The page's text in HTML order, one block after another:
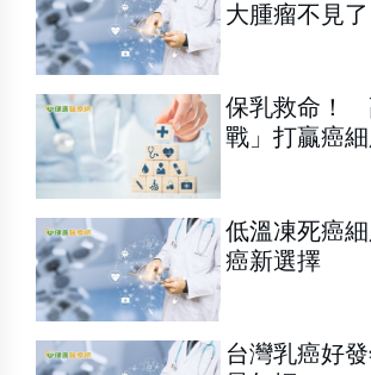
大腫瘤不見了
保乳救命！
戰」打贏癌
低溫凍死癌
癌新選擇
台灣乳癌好